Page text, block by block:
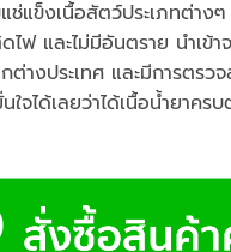
แช่แข็งเนื้อสัตว์ประเภทต่า
ไฟ และไม่มีอันตราย นำเข้า
กต่างประเทศ และมีการตร
ใจได้เลยว่าได้เนื้อน้ำยาคร